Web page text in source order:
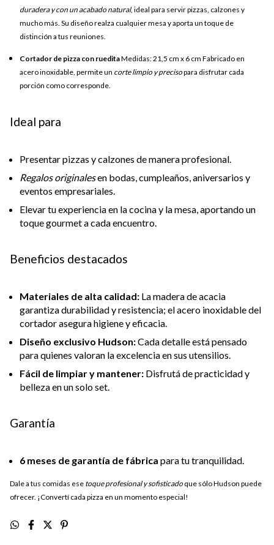
duradera y con un acabado natural, ideal para servir pizzas, calzones y
mucho más. Su diseño realza cualquier mesa y aporta un toque de
distinción a tus reuniones.
Cortador de pizza con rueditaMedidas: 21,5 cm x 6 cm Fabricado en
acero inoxidable, permite un corte limpio y precisopara disfrutar cada
porción como corresponde.
Ideal para
Presentar pizzas y calzones de manera profesional.
Regalos originalesen bodas, cumpleaños, aniversarios y
eventos empresariales.
Elevar tu experiencia en la cocina y la mesa, aportando un
toque gourmet a cada encuentro.
Beneficios destacados
Materiales de alta calidad: La madera de acacia
garantiza durabilidad y resistencia; el acero inoxidable del
cortador asegura higiene y eficacia.
Diseño exclusivo Hudson:Cada detalle está pensado
para quienes valoran la excelencia en sus utensilios.
Fácil de limpiar y mantener: Disfrutá de practicidad y
belleza en un solo set.
Garantía
6 meses de garantía de fábrica para tu tranquilidad.
Dale a tus comidas ese toque profesional y sofisticado que sólo Hudson puede
ofrecer. ¡Convertí cada pizza en un momento especial!